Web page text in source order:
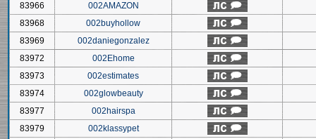
83966
002AMAZON
83968
002buyhollow
83969
002daniegonzalez
83972
002Ehome
83973
002estimates
83974
002glowbeauty
83977
002hairspa
83979
002klassypet